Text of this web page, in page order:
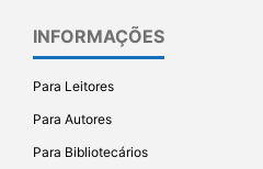
INFORMAÇÕES
Para Leitores
Para Autores
Para Bibliotecários